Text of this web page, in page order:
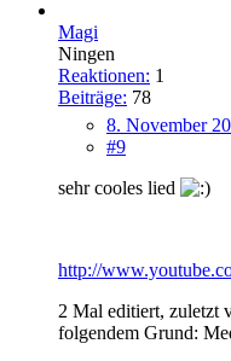
Magi
Ningen
Reaktionen: 1
Beiträge: 78
8. November
#9
sehr cooles lied
http://
2 Mal editiert, zuletzt
folgendem Grund: